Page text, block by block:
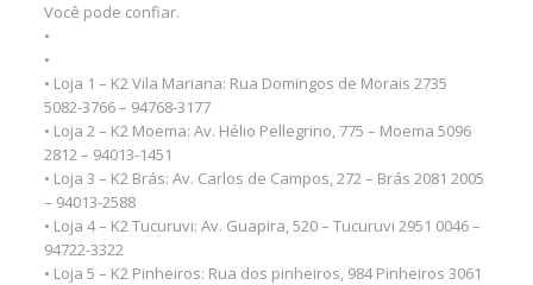
Você pode confiar.
•
•
• Loja 1 – K2 Vila Mariana: Rua Domingos de Morais 2735
5082-3766 – 94768-3177
• Loja 2 – K2 Moema: Av. Hélio Pellegrino, 775 – Moema 5096
2812 – 94013-1451
• Loja 3 – K2 Brás: Av. Carlos de Campos, 272 – Brás 2081 2005
– 94013-2588
• Loja 4 – K2 Tucuruvi: Av. Guapira, 520 – Tucuruvi 2951 0046 –
94722-3322
• Loja 5 – K2 Pinheiros: Rua dos pinheiros, 984 Pinheiros 3061